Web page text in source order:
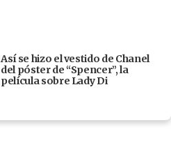
Así se hizo el vestido de Chanel
del póster de “Spencer”, la
película sobre Lady Di